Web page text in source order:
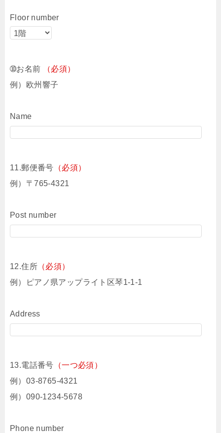
Floor number
➉お名前
（必須）
例）欧州響子
Name
11.郵便番号 （必須）
例）〒765-4321
Post number
12.住所 （必須）
例）ピアノ県アップライト区琴1-1-1
Address
13.電話番号 （一つ必須）
例）03-8765-4321
例）090-1234-5678
Phone number